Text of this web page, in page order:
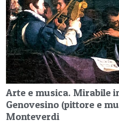
Arte e musica. Mirabile
Genovesino (pittore e
Monteverdi